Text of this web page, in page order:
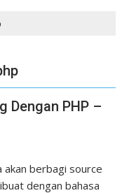
Dengan PHP –
akan berbagi source
dengan bahasa